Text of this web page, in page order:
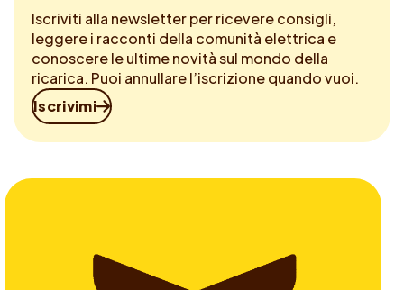
Iscriviti alla newsletter per ricevere consigli,
leggere i racconti della comunità elettrica e
conoscere le ultime novità sul mondo della
ricarica. Puoi annullare l’iscrizione quando vuoi.
Iscrivimi